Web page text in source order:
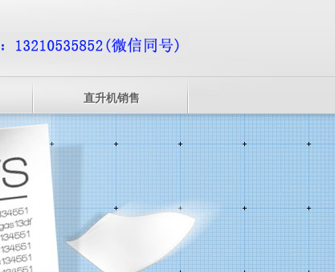
直升机销售